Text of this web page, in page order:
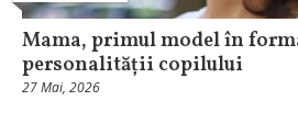
Mama, primul model în
personalității copilului
27 Mai, 2026